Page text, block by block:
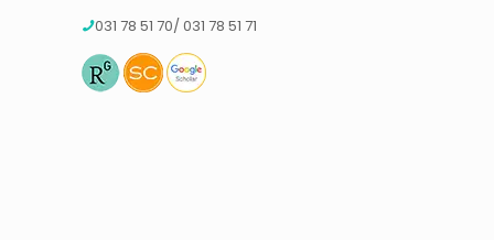
031 78 51 70/ 031 78 51 71